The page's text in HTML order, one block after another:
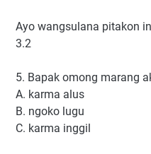
Ayo wangsulana pitakon
3.2
5. Bapak omong marang
A. karma alus
B. ngoko lugu
C. karma inggil